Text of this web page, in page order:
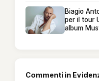
Biagio
per il tour
album
Commenti in